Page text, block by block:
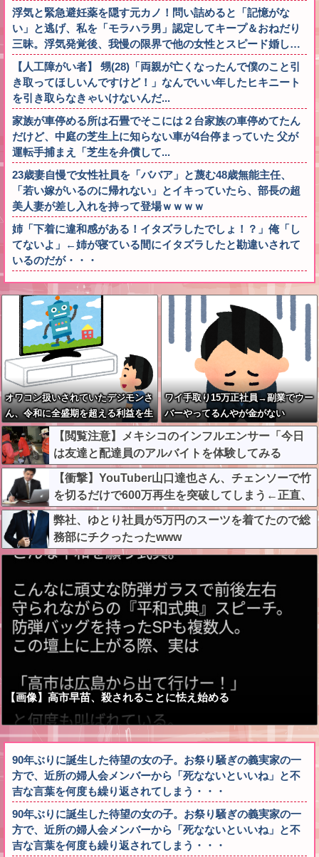
浮気と緊急避妊薬を隠す元カノ！問い詰めると「記憶がな
い」と逃げ、私を「モラハラ男」認定してキープ＆おねだり
三昧。浮気発覚後、我慢の限界で他の女性とスピード婚し…
【人工障がい者】 甥(28)「両親が亡くなったんで僕のこと引
き取ってほしいんですけど！」なんでいい年したヒキニート
を引き取らなきゃいけないんだ...
家族が車停める所は石畳でそこには２台家族の車停めてたん
だけど、中庭の芝生上に知らない車が4台停まっていた 父が
運転手捕まえ「芝生を弁償して...
23歳妻自慢で女性社員を「ババア」と蔑む48歳無能主任、
「若い嫁がいるのに帰れない」とイキっていたら、部長の超
美人妻が差し入れを持って登場ｗｗｗｗ
姉「下着に違和感がある！イタズラしたでしょ！？」俺「し
てないよ」←姉が寝ている間にイタズラしたと勘違いされて
いるのだが・・・
オワコン扱いされていたデジモンさ
ん、令和に全盛期を超える利益を生
み出していた
ワイ手取り15万正社員→副業でウー
バーやってるんやが金がない
【閲覧注意】メキシコのインフルエンサー「今日
は友達と配達員のアルバイトを体験してみる
よ！！」←結果・・・
【衝撃】YouTuber山口達也さん、チェンソーで竹
を切るだけで600万再生を突破してしまう←正直、
こう言うのでいいんだよなw w w w w w w w
弊社、ゆとり社員が5万円のスーツを着てたので総
務部にチクったったwww
【画像】高市早苗、殺されることに怯え始める
90年ぶりに誕生した待望の女の子。お祭り騒ぎの義実家の一
方で、近所の婦人会メンバーから「死なないといいね」と不
吉な言葉を何度も繰り返されてしまう・・・
90年ぶりに誕生した待望の女の子。お祭り騒ぎの義実家の一
方で、近所の婦人会メンバーから「死なないといいね」と不
吉な言葉を何度も繰り返されてしまう・・・